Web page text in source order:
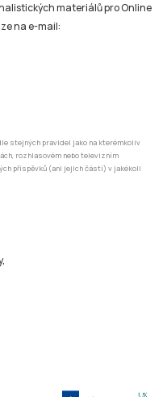
materiálů pro Online
na e-mail:
stejných pravidel jako na kterémkoliv
rozhlasovém nebo televizním
příspěvků (ani jejich částí) v jakékoli